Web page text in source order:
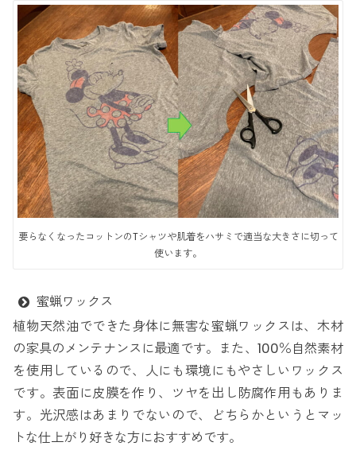
要らなくなったコットンのTシャツや肌着をハサミで適当な大きさに切って
使います。
蜜蝋ワックス
植物天然油でできた身体に無害な蜜蝋ワックスは、木材
の家具のメンテナンスに最適です。また、100％自然素材
を使用しているので、人にも環境にもやさしいワックス
です。表面に皮膜を作り、ツヤを出し防腐作用もありま
す。光沢感はあまりでないので、どちらかというとマッ
トな仕上がり好きな方におすすめです。